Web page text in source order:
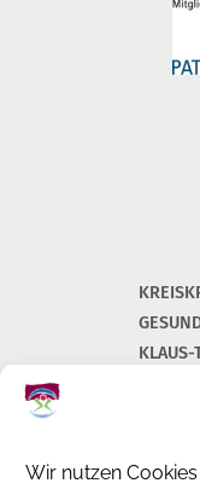
KLAUS-